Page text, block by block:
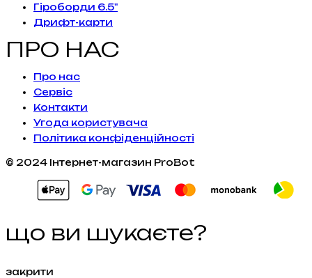
Гіроборди 6.5"
Дрифт-карти
ПРО НАС
Про нас
Сервiс
Контакти
Угода користувача
Політика конфіденційності
© 2024 Інтернет-магазин ProBot
що ви шукаєте?
закрити